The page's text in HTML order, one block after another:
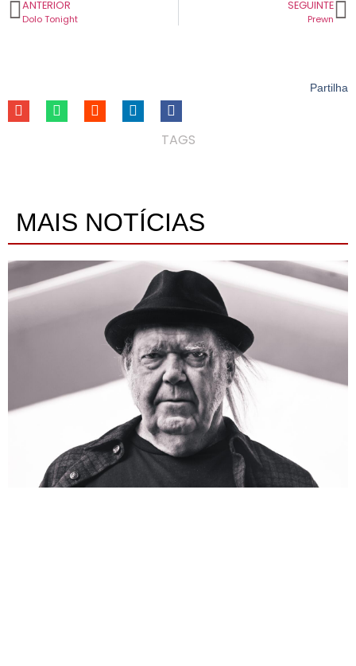
ANTERIOR
Dolo Tonight
SEGUINTE
Prewn
Partilha
TAGS
MAIS NOTÍCIAS